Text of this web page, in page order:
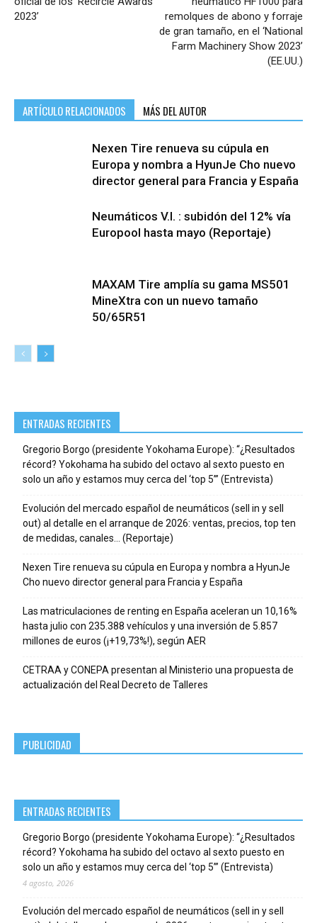
2023’
remolques de abono y forraje
de gran tamaño, en el ‘National
Farm Machinery Show 2023’
(EE.UU.)
ARTÍCULO RELACIONADOS MÁS DEL AUTOR
Nexen Tire renueva su cúpula en
Europa y nombra a HyunJe Cho nuevo
director general para Francia y España
Neumáticos V.I. : subidón del 12% vía
Europool hasta mayo (Reportaje)
MAXAM Tire amplía su gama MS501
MineXtra con un nuevo tamaño
50/65R51
ENTRADAS RECIENTES
Gregorio Borgo (presidente Yokohama Europe): “¿Resultados
récord? Yokohama ha subido del octavo al sexto puesto en
solo un año y estamos muy cerca del ‘top 5’” (Entrevista)
Evolución del mercado español de neumáticos (sell in y sell
out) al detalle en el arranque de 2026: ventas, precios, top ten
de medidas, canales… (Reportaje)
Nexen Tire renueva su cúpula en Europa y nombra a HyunJe
Cho nuevo director general para Francia y España
Las matriculaciones de renting en España aceleran un 10,16%
hasta julio con 235.388 vehículos y una inversión de 5.857
millones de euros (¡+19,73%!), según AER
CETRAA y CONEPA presentan al Ministerio una propuesta de
actualización del Real Decreto de Talleres
PUBLICIDAD
ENTRADAS RECIENTES
Gregorio Borgo (presidente Yokohama Europe): “¿Resultados
récord? Yokohama ha subido del octavo al sexto puesto en
solo un año y estamos muy cerca del ‘top 5’” (Entrevista)
4 agosto, 2026
Evolución del mercado español de neumáticos (sell in y sell